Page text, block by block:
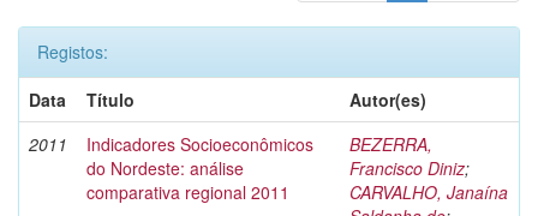
Registos:
Data
Título
Autor(es)
2011
Indicadores Socioeconômicos
do Nordeste: análise
comparativa regional 2011
BEZERRA,
Francisco Diniz;
CARVALHO, Janaína